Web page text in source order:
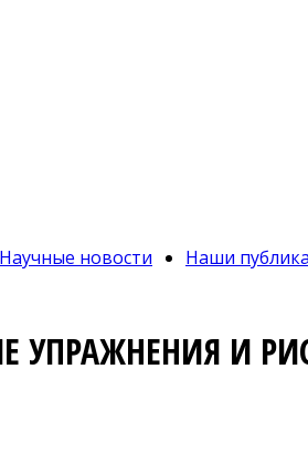
Научные новости Наши
УПРАЖНЕНИЯ И